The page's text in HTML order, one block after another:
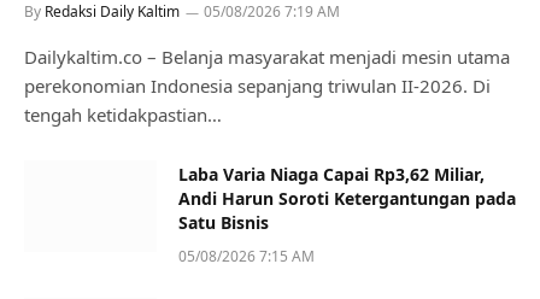
By Redaksi Daily Kaltim 05/08/2026 7:19 AM
Dailykaltim.co – Belanja masyarakat menjadi mesin utama
perekonomian Indonesia sepanjang triwulan II-2026. Di
tengah ketidakpastian…
Laba Varia Niaga Capai Rp3,62 Miliar,
Andi Harun Soroti Ketergantungan pada
Satu Bisnis
05/08/2026 7:15 AM